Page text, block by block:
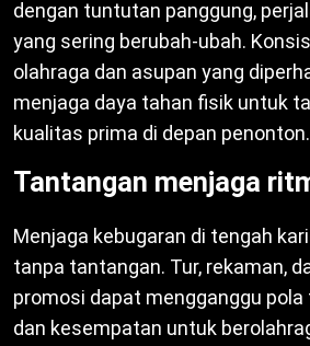
dengan tuntutan panggung,
yang sering berubah-ubah.
olahraga dan asupan yang
menjaga daya tahan fisik untuk
kualitas prima di depan penonton.
Tantangan menjaga
Menjaga kebugaran di tengah
tanpa tantangan. Tur, rekaman,
promosi dapat mengganggu pola
dan kesempatan untuk